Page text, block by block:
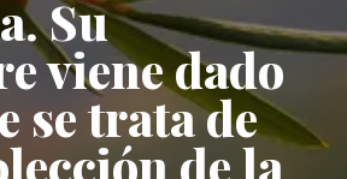
Su
viene dado
se trata de
de la